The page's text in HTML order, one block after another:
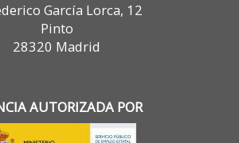
García Lorca, 12
Pinto
28320 Madrid
AUTORIZADA POR